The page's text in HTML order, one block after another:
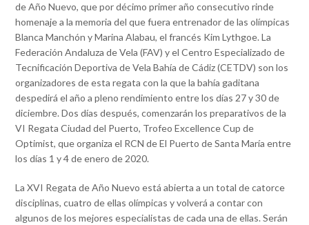
de Año Nuevo, que por décimo primer año consecutivo rinde
homenaje a la memoria del que fuera entrenador de las olímpicas
Blanca Manchón y Marina Alabau, el francés Kim Lythgoe. La
Federación Andaluza de Vela (FAV) y el Centro Especializado de
Tecnificación Deportiva de Vela Bahía de Cádiz (CETDV) son los
organizadores de esta regata con la que la bahía gaditana
despedirá el año a pleno rendimiento entre los días 27 y 30 de
diciembre. Dos días después, comenzarán los preparativos de la
VI Regata Ciudad del Puerto, Trofeo Excellence Cup de
Optimist, que organiza el RCN de El Puerto de Santa María entre
los días 1 y 4 de enero de 2020.
La XVI Regata de Año Nuevo está abierta a un total de catorce
disciplinas, cuatro de ellas olímpicas y volverá a contar con
algunos de los mejores especialistas de cada una de ellas. Serán